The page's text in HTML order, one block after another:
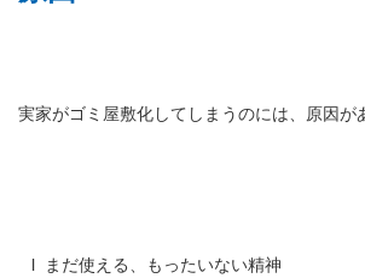
実家がゴミ屋敷化してしまうのには、原因が
l まだ使える、もったいない精神